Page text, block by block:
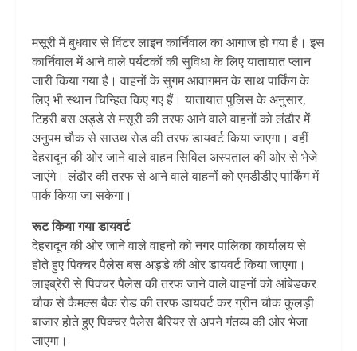
मसूरी में बुधवार से विंटर लाइन कार्निवाल का आगाज हो गया है। इस
कार्निवाल में आने वाले पर्यटकों की सुविधा के लिए यातायात प्लान
जारी किया गया है। वाहनों के सुगम आवागमन के साथ पार्किंग के
लिए भी स्थान चिन्हित किए गए हैं। यातायात पुलिस के अनुसार,
टिहरी बस अड्डे से मसूरी की तरफ आने वाले वाहनों को लंढौर में
अनुपम चौक से साउथ रोड की तरफ डायवर्ट किया जाएगा। वहीं
देहरादून की ओर जाने वाले वाहन सिविल अस्पताल की ओर से भेजे
जाएंगे। लंढौर की तरफ से आने वाले वाहनों को एमडीडीए पार्किंग में
पार्क किया जा सकेगा।
रूट किया गया डायवर्ट
देहरादून की ओर जाने वाले वाहनों को नगर पालिका कार्यालय से
होते हुए पिक्चर पैलेस बस अड्डे की ओर डायवर्ट किया जाएगा।
लाइब्रेरी से पिक्चर पैलेस की तरफ जाने वाले वाहनों को आंबेडकर
चौक से कैमल्स बैक रोड की तरफ डायवर्ट कर ग्रीन चौक कुलड़ी
बाजार होते हुए पिक्चर पैलेस बैरियर से अपने गंतव्य की ओर भेजा
जाएगा।